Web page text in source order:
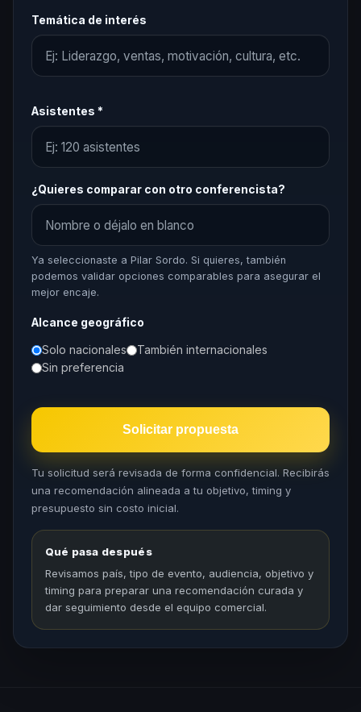
Temática de interés
Asistentes *
¿Quieres comparar con otro conferencista?
Ya seleccionaste a Pilar Sordo. Si quieres, también
podemos validar opciones comparables para asegurar el
mejor encaje.
Alcance geográfico
Solo nacionales
También internacionales
Sin preferencia
Solicitar propuesta
Tu solicitud será revisada de forma confidencial. Recibirás
una recomendación alineada a tu objetivo, timing y
presupuesto sin costo inicial.
Qué pasa después
Revisamos país, tipo de evento, audiencia, objetivo y
timing para preparar una recomendación curada y
dar seguimiento desde el equipo comercial.